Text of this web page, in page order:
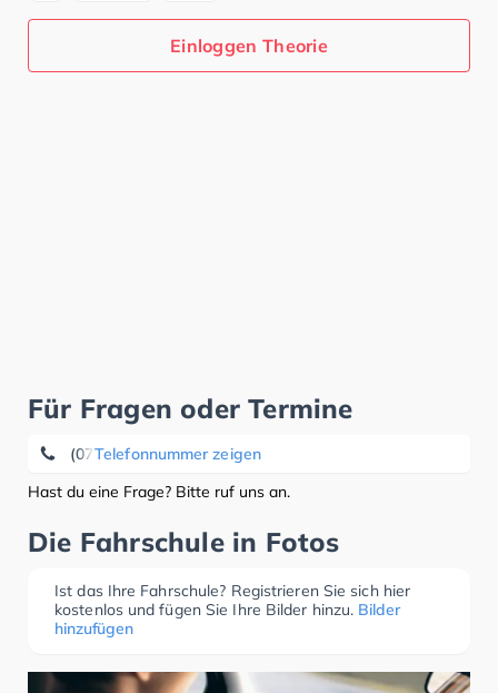
Einloggen Theorie
Für Fragen oder Termine
Telefonnummer zeigen
(07930) 28 54
Hast du eine Frage? Bitte ruf uns an.
Die Fahrschule in Fotos
Ist das Ihre Fahrschule? Registrieren Sie sich hier
kostenlos und fügen Sie Ihre Bilder hinzu. Bilder
hinzufügen